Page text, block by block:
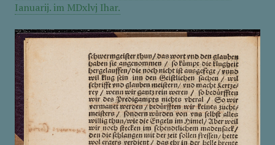
Ianuarij. im MDxlvj Ihar.